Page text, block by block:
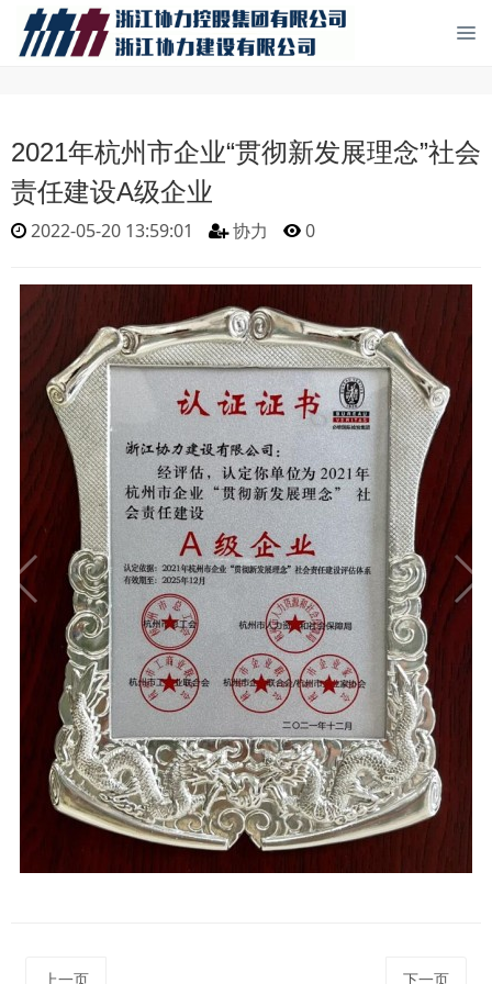
2021年杭州市企业“贯彻新发展理念”社会
责任建设A级企业
2022-05-20 13:59:01 协力 0
上一页 下一页